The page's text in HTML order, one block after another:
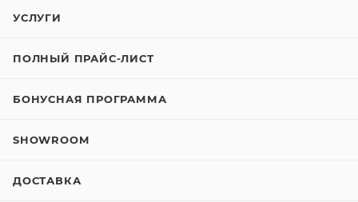
УСЛУГИ
ПОЛНЫЙ ПРАЙС-ЛИСТ
БОНУСНАЯ ПРОГРАММА
SHOWROOM
ДОСТАВКА